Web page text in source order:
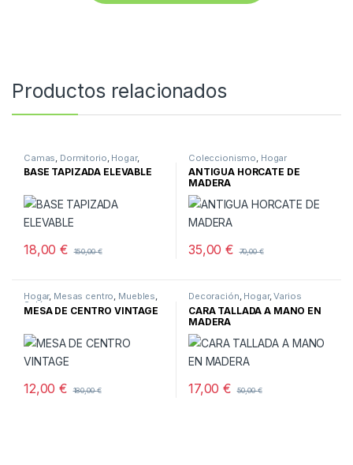
Productos relacionados
Camas Dormitorio Hogar,
Muebles
BASE TAPIZADA ELEVABLE
18,00€ 150,00€
Coleccionismo Hogar
ANTIGUA HORCATE DE
MADERA
35,00€ 70,00€
Hogar, Mesas centro, Muebles,
Salón
MESA DE CENTRO VINTAGE
12,00€ 180,00€
Decoración, Hogar,Varios
CARA TALLADA A MANO EN
MADERA
17,00€ 50,00€